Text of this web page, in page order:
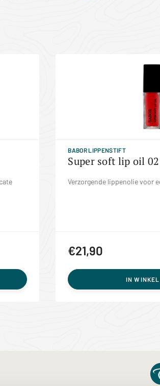
BABOR LIPPENSTIFT
Super soft lip oil
Verzorgende lippenolie voor
€21,90
IN